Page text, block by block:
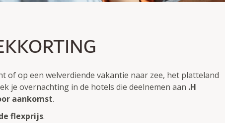
of op een welverdiende vakantie naar zee, het platteland
je overnachting in de hotels die deelnemen aan .H
aankomst.
flexprijs.